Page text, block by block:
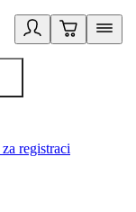
registraci